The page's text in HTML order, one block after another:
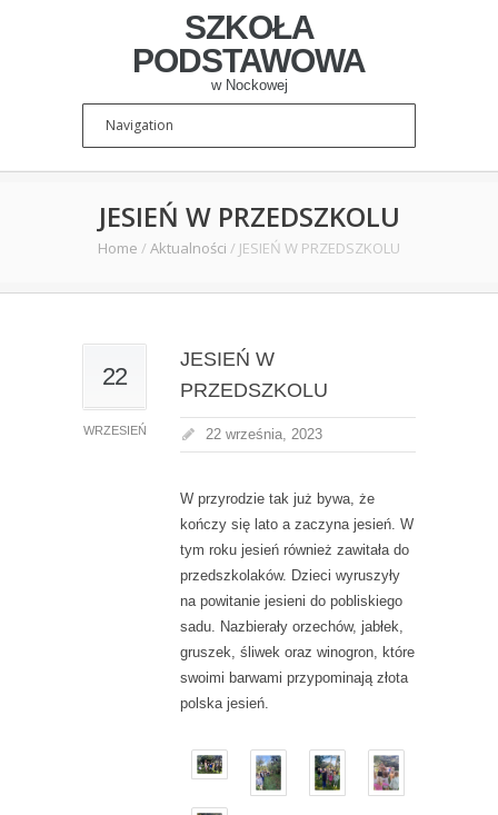
SZKOŁA
PODSTAWOWA
w Nockowej
JESIEŃ W PRZEDSZKOLU
Home / Aktualności / JESIEŃ W PRZEDSZKOLU
22
WRZESIEŃ
JESIEŃ W
PRZEDSZKOLU
22 września, 2023
W przyrodzie tak już bywa, że
kończy się lato a zaczyna jesień. W
tym roku jesień również zawitała do
przedszkolaków. Dzieci wyruszyły
na powitanie jesieni do pobliskiego
sadu. Nazbierały orzechów, jabłek,
gruszek, śliwek oraz winogron, które
swoimi barwami przypominają złota
polska jesień.